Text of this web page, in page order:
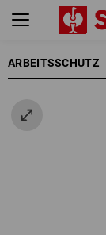
ARBEITSSCHUTZ